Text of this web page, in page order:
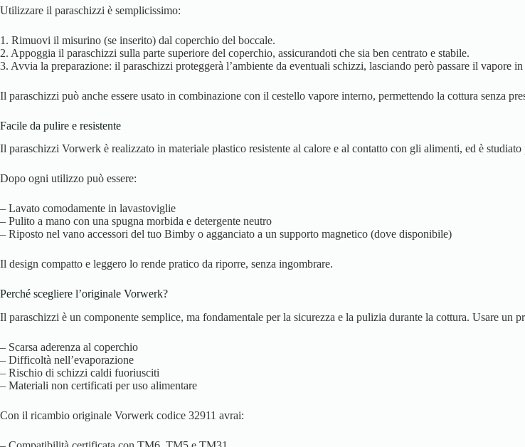
Utilizzare il paraschizzi è semplicissimo:
1. Rimuovi il misurino (se inserito) dal coperchio del boccale.
2. Appoggia il paraschizzi sulla parte superiore del coperchio, assicurandoti che sia ben centrato e stabile.
3. Avvia la preparazione: il paraschizzi proteggerà l’ambiente da eventuali schizzi, lasciando però passare il vapore in
Il paraschizzi può anche essere usato in combinazione con il cestello vapore interno, permettendo la cottura senza
Facile da pulire e resistente
Il paraschizzi Vorwerk è realizzato in materiale plastico resistente al calore e al contatto con gli alimenti, ed è
Dopo ogni utilizzo può essere:
– Lavato comodamente in lavastoviglie
– Pulito a mano con una spugna morbida e detergente neutro
– Riposto nel vano accessori del tuo Bimby o agganciato a un supporto magnetico (dove disponibile)
Il design compatto e leggero lo rende pratico da riporre, senza ingombrare.
Perché scegliere l’originale Vorwerk?
Il paraschizzi è un componente semplice, ma fondamentale per la sicurezza e la pulizia durante la cottura. Usare un
– Scarsa aderenza al coperchio
– Difficoltà nell’evaporazione
– Rischio di schizzi caldi fuoriusciti
– Materiali non certificati per uso alimentare
Con il ricambio originale Vorwerk codice 32911 avrai: